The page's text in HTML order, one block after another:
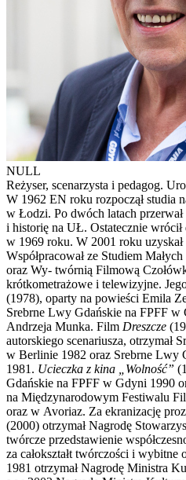
NULL
Reżyser, scenarzysta i pedagog.
W 1962 EN roku rozpoczął studia
w Łodzi. Po dwóch latach
i historię na UŁ. Ostatecznie
w 1969 roku. W 2001 roku
Współpracował ze Studiem
oraz Wy- twórnią Filmową
krótkometrażowe i telewizyjne.
(1978), oparty na powieści Emila
Srebrne Lwy Gdańskie na FPFF w
Andrzeja Munka. Film Dreszcze
autorskiego scenariusza, otrzymał
w Berlinie 1982 oraz Srebrne Lwy
1981. Ucieczka z kina „Wolność”
Gdańskie na FPFF w Gdyni 1990
na Międzynarodowym Festiwalu
oraz w Avoriaz. Za ekranizację
(2000) otrzymał Nagrodę
twórcze przedstawienie
za całokształt twórczości i
1981 otrzymał Nagrodę Ministra